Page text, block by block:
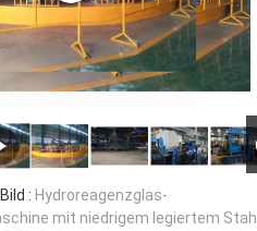
: Hydroreagenzglas-
mit niedrigem legiertem Stahl